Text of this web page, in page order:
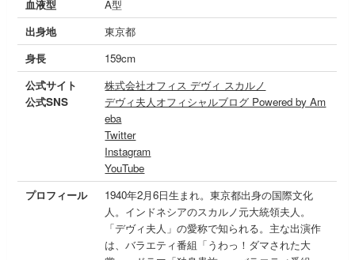
血液型
A型
出身地
東京都
身長
159cm
公式サイト
公式SNS
株式会社オフィス デヴィ スカルノ
デヴィ夫人オフィシャルブログ Powered by Am
eba
Twitter
Instagram
YouTube
プロフィール
1940年2月6日生まれ。東京都出身の国際文化
人。インドネシアのスカルノ元大統領夫人。
「デヴィ夫人」の愛称で知られる。主な出演作
は、バラエティ番組「うわっ！ダマされた大